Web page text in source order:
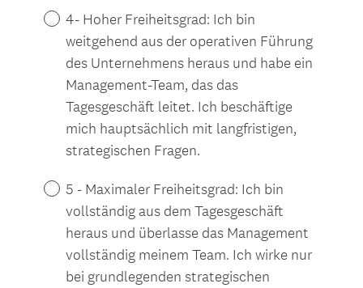
4- Hoher Freiheitsgrad: Ich bin
weitgehend aus der operativen Führung
des Unternehmens heraus und habe ein
Management-Team, das das
Tagesgeschäft leitet. Ich beschäftige
mich hauptsächlich mit langfristigen,
strategischen Fragen.
5 - Maximaler Freiheitsgrad: Ich bin
vollständig aus dem Tagesgeschäft
heraus und überlasse das Management
vollständig meinem Team. Ich wirke nur
bei grundlegenden strategischen